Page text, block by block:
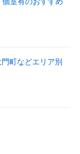
町などエリア別